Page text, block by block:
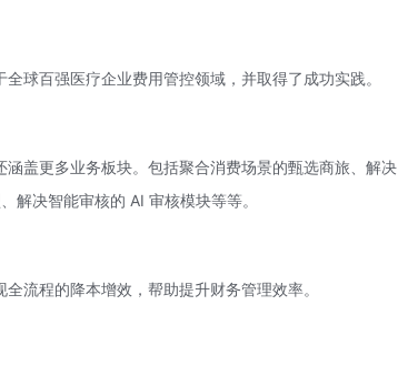
球百强医疗企业费用管控领域，并取得了成功实践。
盖更多业务板块。包括聚合消费场景的甄选商旅、解决
解决智能审核的 AI 审核模块等等。
流程的降本增效，帮助提升财务管理效率。